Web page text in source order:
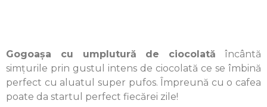
Gogoașa cu umplutură de ciocolată încântă
simțurile prin gustul intens de ciocolată ce se îmbină
perfect cu aluatul super pufos. Împreună cu o cafea
poate da startul perfect fiecărei zile!